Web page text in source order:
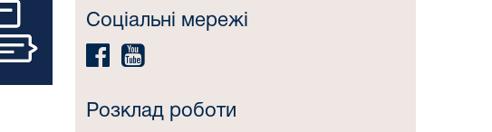
Соціальні мережі
Розклад роботи